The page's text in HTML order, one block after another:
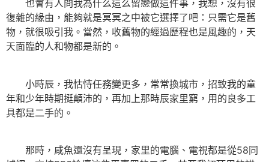
也會有人問我為什么這么留戀做這件事，我想，沒有很
復雜的緣由，能夠就是冥冥之中被它選擇了吧：只需它是舊
物，就很吸引我。當然，收舊物的經過歷程也是風趣的，天
天面臨的人和物都是新的。
小時辰，我怙恃任務變更多，常常換城市，招致我的童
年和少年時期挺顛沛的，再加上那時辰家里窮，用的良多工
具都是二手的。
那時，咸魚還沒有呈現，家里的電腦、電視都是從58同